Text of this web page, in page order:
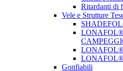
Ritardanti di
Vele e Strutture
Gonfiabili